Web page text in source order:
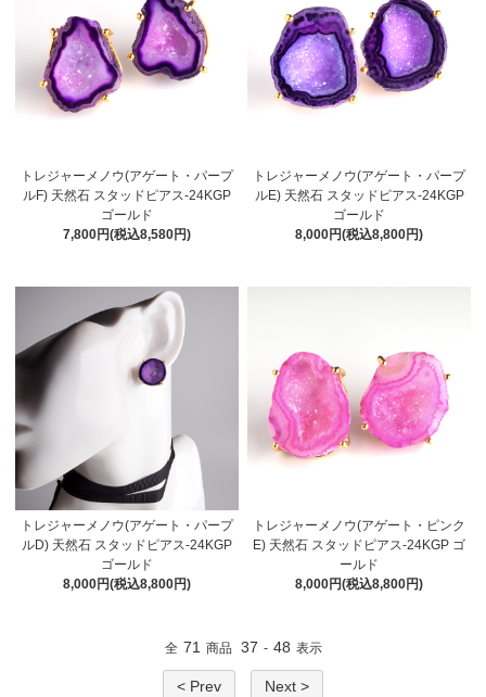
トレジャーメノウ(アゲート・パープ
ルF) 天然石 スタッドピアス-24KGP
ゴールド
7,800円(税込8,580円)
トレジャーメノウ(アゲート・パープ
ルE) 天然石 スタッドピアス-24KGP
ゴールド
8,000円(税込8,800円)
トレジャーメノウ(アゲート・パープ
ルD) 天然石 スタッドピアス-24KGP
ゴールド
8,000円(税込8,800円)
トレジャーメノウ(アゲート・ピンク
E) 天然石 スタッドピアス-24KGP ゴ
ールド
8,000円(税込8,800円)
全 71 商品 37 - 48 表示
< Prev Next >